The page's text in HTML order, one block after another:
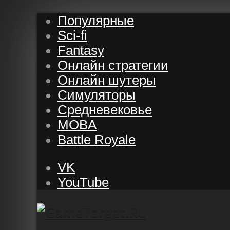
Популярные
Sci-fi
Fantasy
Онлайн стратегии
Онлайн шутеры
Симуляторы
Средневековье
MOBA
Battle Royale
VK
YouTube